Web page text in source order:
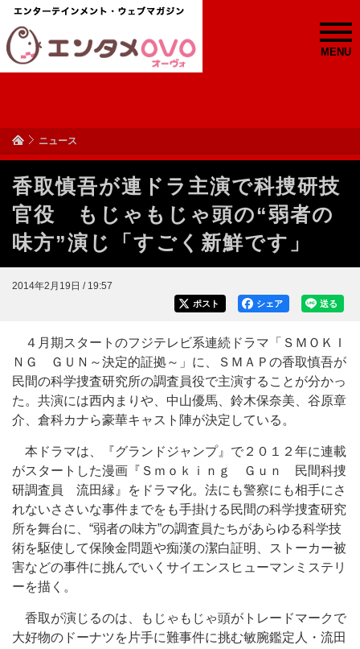
MENU
ニュース
香取慎吾が連ドラ主演で科捜研技
官役 もじゃもじゃ頭の“弱者の
味方”演じ「すごく新鮮です」
2014年2月19日 / 19:57
送る
シェア
ポスト
４月期スタートのフジテレビ系連続ドラマ「ＳＭＯＫＩ
ＮＧ ＧＵＮ～決定的証拠～」に、ＳＭＡＰの香取慎吾が
民間の科学捜査研究所の調査員役で主演することが分かっ
た。共演には西内まりや、中山優馬、鈴木保奈美、谷原章
介、倉科カナら豪華キャスト陣が決定している。
本ドラマは、『グランドジャンプ』で２０１２年に連載
がスタートした漫画『Ｓｍｏｋｉｎｇ Ｇｕｎ 民間科捜
研調査員 流田縁』をドラマ化。法にも警察にも相手にさ
れないささいな事件までをも手掛ける民間の科学捜査研究
所を舞台に、“弱者の味方”の調査員たちがあらゆる科学技
術を駆使して保険金問題や痴漢の潔白証明、ストーカー被
害などの事件に挑んでいくサイエンスヒューマンミステリ
ーを描く。
香取が演じるのは、もじゃもじゃ頭がトレードマークで
大好物のドーナツを片手に難事件に挑む敏腕鑑定人・流田